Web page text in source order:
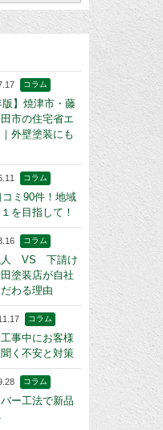
コラム
版】焼津市・藤
市の住宅省エ
外壁塗装にも
コラム
ミ90件！地域
を目指して！
コラム
人 VS 下請け
塗装店が自社
わる理由
コラム
事中にお客様
く不安と対策
コラム
ー工法で新品